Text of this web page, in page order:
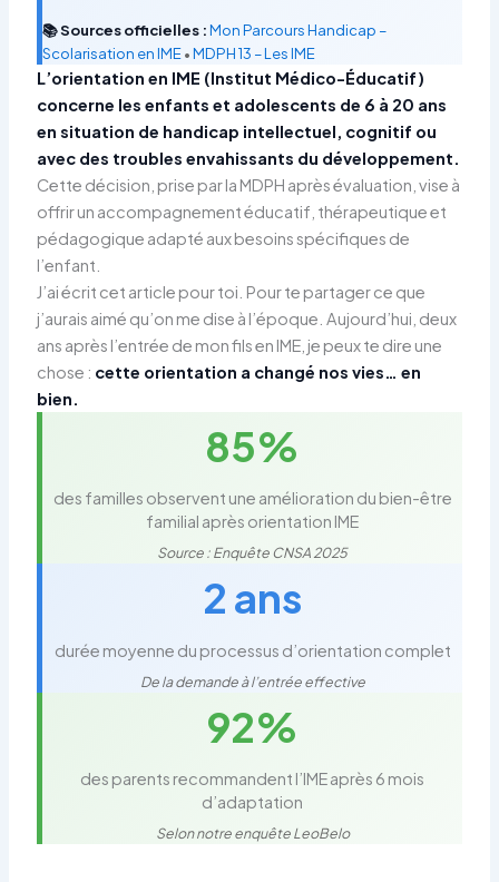
📚 Sources officielles :Mon Parcours Handicap –
Scolarisation en IME•MDPH 13 – Les IME
L’orientation en IME (Institut Médico-Éducatif)
concerne les enfants et adolescents de 6 à 20 ans
en situation de handicap intellectuel, cognitif ou
avec des troubles envahissants du développement.
Cette décision, prise par la MDPH après évaluation, vise à
offrir un accompagnement éducatif, thérapeutique et
pédagogique adapté aux besoins spécifiques de
l’enfant.
J’ai écrit cet article pour toi. Pour te partager ce que
j’aurais aimé qu’on me dise à l’époque. Aujourd’hui, deux
ans après l’entrée de mon fils en IME, je peux te dire une
chose : cette orientation a changé nos vies… en
bien.
85%
des familles observent une amélioration du bien-être
familial après orientation IME
Source : Enquête CNSA 2025
2 ans
durée moyenne du processus d’orientation complet
De la demande à l’entrée effective
92%
des parents recommandent l’IME après 6 mois
d’adaptation
Selon notre enquête LeoBelo